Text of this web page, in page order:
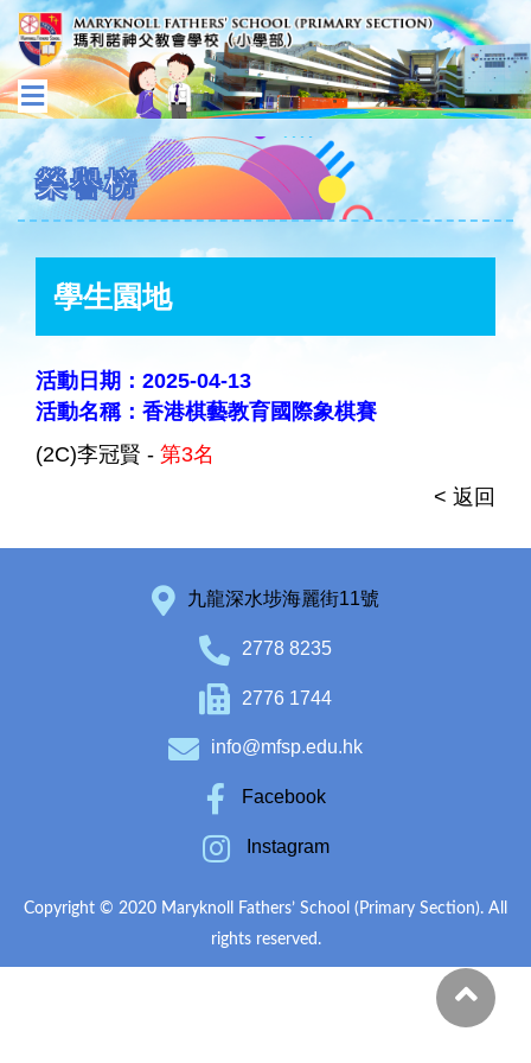
榮譽榜
學生園地
活動日期：2025-04-13
活動名稱：香港棋藝教育國際象棋賽
(2C)李冠賢 - 第3名
< 返回
九龍深水埗海麗街11號
2778 8235
2776 1744
info@mfsp.edu.hk
Facebook
Instagram
Copyright © 2020 Maryknoll Fathers’ School (Primary Section). All
rights reserved.